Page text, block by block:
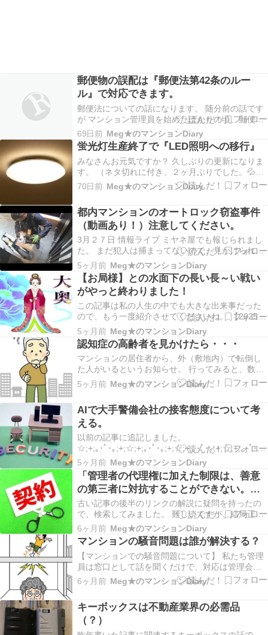
郵便物の誤配は『郵便法第42条のルー
ル』で対応できます。
郵便法についての話になります。 随分前の話です
が マンション管理員を始めたばかりの頃、郵便物
の誤配に悩まされていました。 この法律を知らな
かったので、わざわざ郵便局に電話して取りに来
てもらっていました。 郵便局の配達員も教えてく
ださってもよかったのに、遠慮されたのか誰も教
えてくだ…
69日前 Meg★のマンションDiary
蛍光灯生産終了で『LED照明への移行』
みなさんお元気ですか？ 久しぶりの更新になりま
す。 （ネタ切れに付き、２ヶ月ぶりでした。💦）
2027年蛍光灯の生産が終了されますよね。 LED照
明ではなかった古いマンションも徐々に、LEDに
えたら電気代が大幅に安くなって、管理組合…
70日前 Meg★のマンションDiary
都内マンションのオートロック窃盗事件
（動画あり！）注意してください。
3月２７日 情報ライブ ミヤネ屋でも報じられまし
た。 まだ犯人は捕まってないので、見かけられた
ら通報してください。 （動画では顔が見られま
す。） 考えてみると、一番外側のオートロックの
場所には誰でも入れます。 悪いことしようとすれ
ば、出来てしまいます。 ただ防犯カメラには写っ
てい…
5ヶ月前 Meg★のマンションDiary
【お局様】との水面下の長い長～い戦い
がやっと終わりました！
この記事は私の人生の中でも大きな出来事だった
ので、もう一度紹介させてくださいね。 【2025年
12月08日】 みなさん、お元気ですか？ 久しぶり
の更新になります。 12月になりました。 今年を振
り返る時期になりましたね。 今年の十大ニュース
って言いますが、私には大きな一つです。 …
5ヶ月前 Meg★のマンションDiary
認知症の高齢者を見かけたら・・・
マンションの居住者から、外（敷地内）で転倒し
た人がいるというお知らせ。 行ってみると、数人
の人に助けられベンチに座っていました。 （転倒
したのは居住者ではなく、通行人です。） 「大丈
ります。」とのこと。 ベンチに横になっていたの
で、通り…
5ヶ月前 Meg★のマンションDiary
AIで大手警備会社の接客態度について考
える。
以前の記事に追記しました。
☆;+;｡･ﾟ･｡;+;☆;+;｡･ﾟ･｡;+;☆;+;｡･ﾟ･｡;+;☆;+;｡･ﾟ･｡
2025/04/16 職場のマンションでの話です。 警備会
社が変わりました。 私には変わってから初めて警
報が鳴り、戸惑っていました。💦 担当者の電話対
応…
5ヶ月前 Meg★のマンションDiary
「管理者の代理権に加えた制限は、善意
の第三者に対抗することができない。」
の解説
古い記事の後半のリンクの解説に疑問を持ったの
で、検索してみました。 難しいですが、結局正し
かったのでお読みいただけますか。 【2021年06月
07日】 マンション管理士過去問 H29年 問4の肢1
について 区分所有法26条3項の 「管理者の代理権
に加えた制限は、善意の第三者に対抗…
6ヶ月前 Meg★のマンションDiary
マンションの騒音問題は誰が解決する？
【マンションでの騒音問題について】 私たち管理
員は窓口として話を聞くだけで、対応は管理会社
がすることになっています。 管理会社の担当者が
貼り紙での対応などをします。 少し前に、子ども
す。 管理会社の担当者が貼り紙をしても収まらな
かったそ…
6ヶ月前 Meg★のマンションDiary
キーボックスは不動産業界の必需品
（？）